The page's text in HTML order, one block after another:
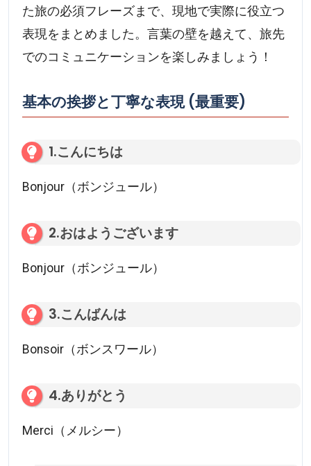
た旅の必須フレーズまで、現地で実際に役立つ
表現をまとめました。言葉の壁を越えて、旅先
でのコミュニケーションを楽しみましょう！
基本の挨拶と丁寧な表現 (最重要)
1.こんにちは
Bonjour（ボンジュール）
2.おはようございます
Bonjour（ボンジュール）
3.こんばんは
Bonsoir（ボンスワール）
4.ありがとう
Merci（メルシー）